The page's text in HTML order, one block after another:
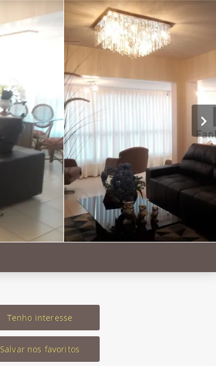
Tenho interesse
Salvar nos favoritos